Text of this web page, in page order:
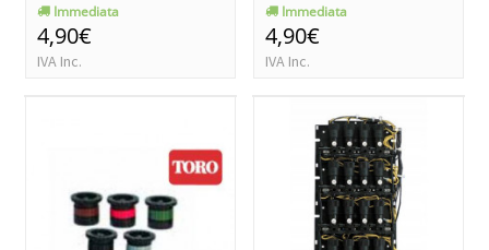
Immediata
4,90€
IVA Inc.
Immediata
4,90€
IVA Inc.